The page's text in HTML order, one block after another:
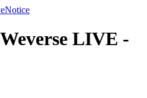
Notice
LIVE -